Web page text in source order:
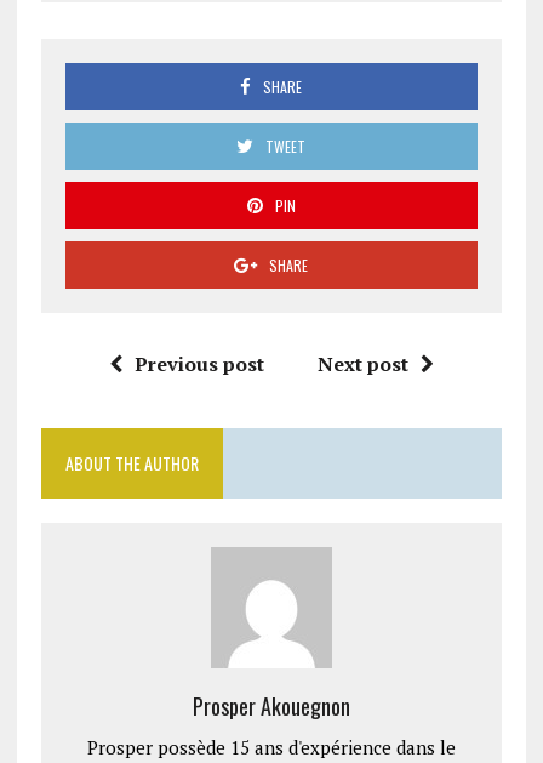
SHARE
TWEET
PIN
SHARE
Previous post Next post
ABOUT THE AUTHOR
Prosper Akouegnon
Prosper possède 15 ans d'expérience dans le